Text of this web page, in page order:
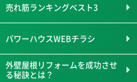
売れ筋ランキングベスト3
パワーハウスWEBチラシ
外壁屋根リフォームを成功させ
る秘訣とは？